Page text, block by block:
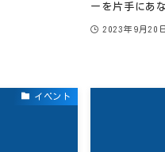
ーを片手にあ
2023年9月20日
イベント